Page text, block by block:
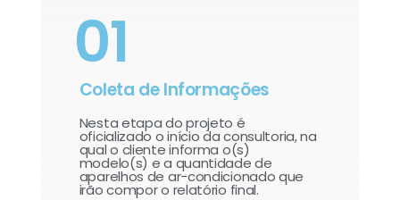
01
Coleta de Informações
Nesta etapa do projeto é
oficializado o início da consultoria, na
qual o cliente informa o(s)
modelo(s) e a quantidade de
aparelhos de ar-condicionado que
irão compor o relatório final.​